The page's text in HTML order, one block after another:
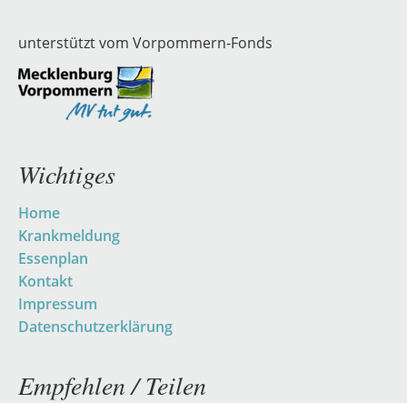
unterstützt vom Vorpommern-Fonds
Wichtiges
Navigation
überspringen
Home
Krankmeldung
Essenplan
Kontakt
Impressum
Datenschutzerklärung
Empfehlen / Teilen